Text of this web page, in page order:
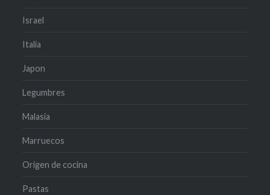
Israel
Italia
Japon
Legumbres
Malasia
Marruecos
Origen de cocina
Pastas